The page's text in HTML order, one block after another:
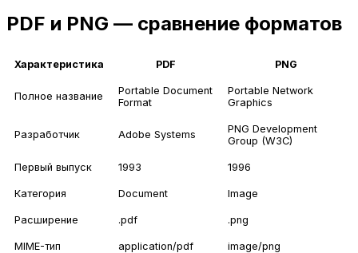
PDF и PNG — сравнение форматов
Характеристика PDF PNG
Полное название
Portable Document
Format
Portable Network
Graphics
Разработчик Adobe Systems
PNG Development
Group (W3C)
Первый выпуск 1993 1996
Категория Document Image
Расширение .pdf .png
MIME-тип application/pdf image/png